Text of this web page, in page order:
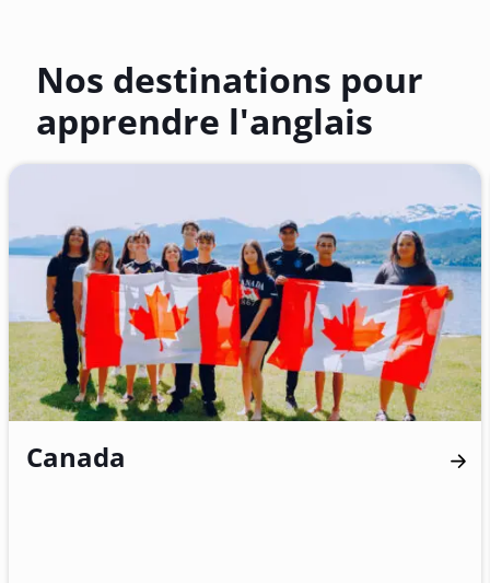
Nos destinations pour
apprendre l'anglais
Canada